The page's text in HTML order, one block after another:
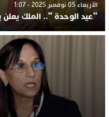
الأربعاء 05 نوفمبر 2025 - 1:07
“عيد الوحدة “.. الملك يعلن يوم 31 أكتوبر